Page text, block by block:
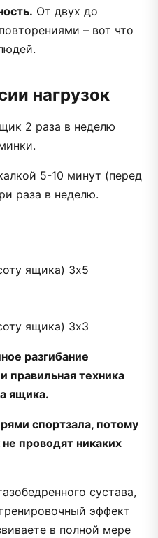
От двух до
– вот что
нагрузок
2 раза в неделю
5-10 минут (перед
раза в неделю.
ящика) 3х5
ящика) 3х3
разгибание
правильная техника
ящика.
спортзала, потому
проводят никаких
сустава,
эффект
в полной мере